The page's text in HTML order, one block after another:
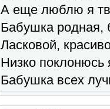
А еще люблю я
Бабушка родная,
Ласковой,
Низко
Бабушка всех